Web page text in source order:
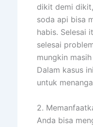
dikit demi
soda api bisa
habis. Selesai
selesai
mungkin
Dalam kasus
untuk
2.
Anda bisa